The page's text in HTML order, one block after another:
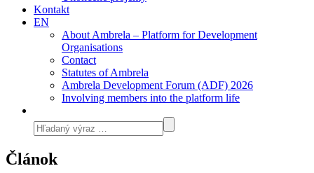
Kontakt
EN
About Ambrela – Platform for Development
Organisations
Contact
Statutes of Ambrela
Ambrela Development Forum (ADF) 2026
Involving members into the platform life
Článok